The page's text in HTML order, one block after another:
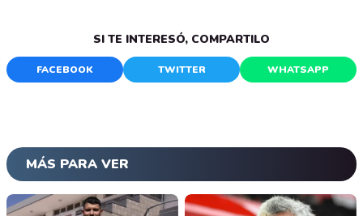
SI TE INTERESÓ, COMPARTILO
FACEBOOK TWITTER WHATSAPP
MÁS PARA VER